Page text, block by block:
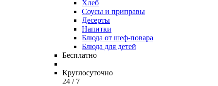
Хлеб
Соусы и приправы
Десерты
Напитки
Блюда от шеф-повара
Блюда для детей
Бесплатно
Круглосуточно
24 / 7